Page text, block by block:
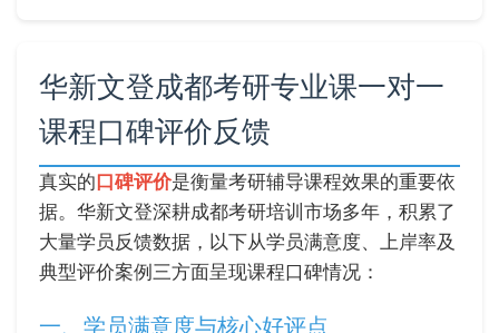
华新文登成都考研专业课一对一
课程口碑评价反馈
真实的口碑评价是衡量考研辅导课程效果的重要依
据。华新文登深耕成都考研培训市场多年，积累了
大量学员反馈数据，以下从学员满意度、上岸率及
典型评价案例三方面呈现课程口碑情况：
一、学员满意度与核心好评点